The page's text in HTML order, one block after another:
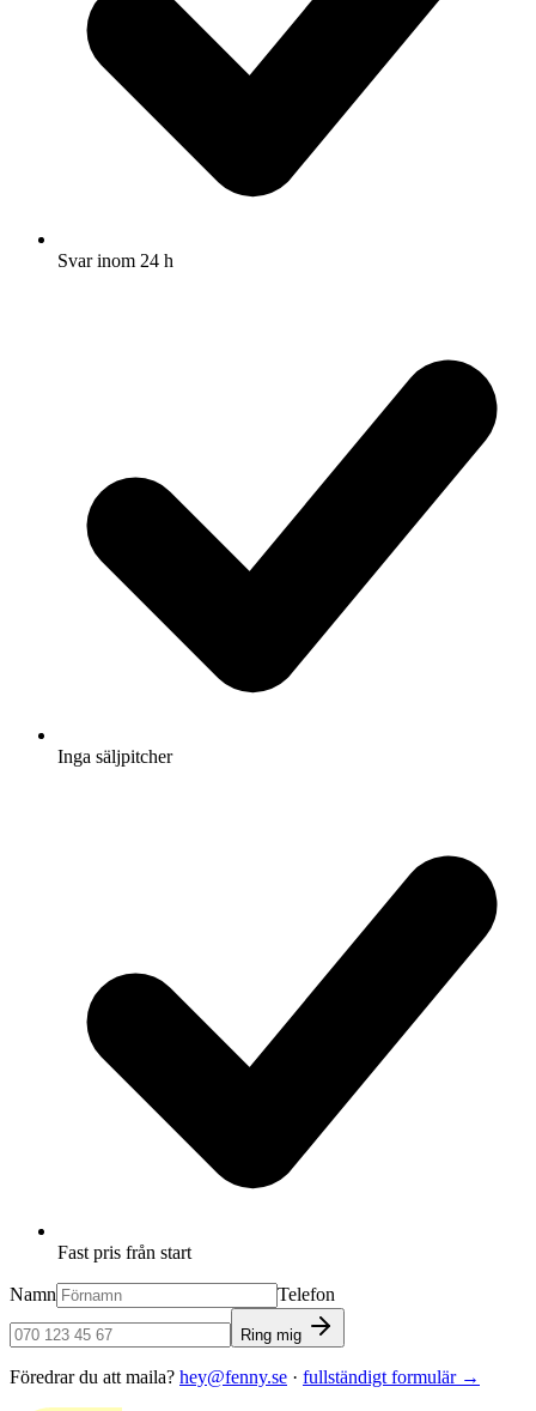
Svar inom 24 h
Inga säljpitcher
Fast pris från start
Namn Telefon
Ring mig
Föredrar du att maila? hey@fenny.se · fullständigt formulär→